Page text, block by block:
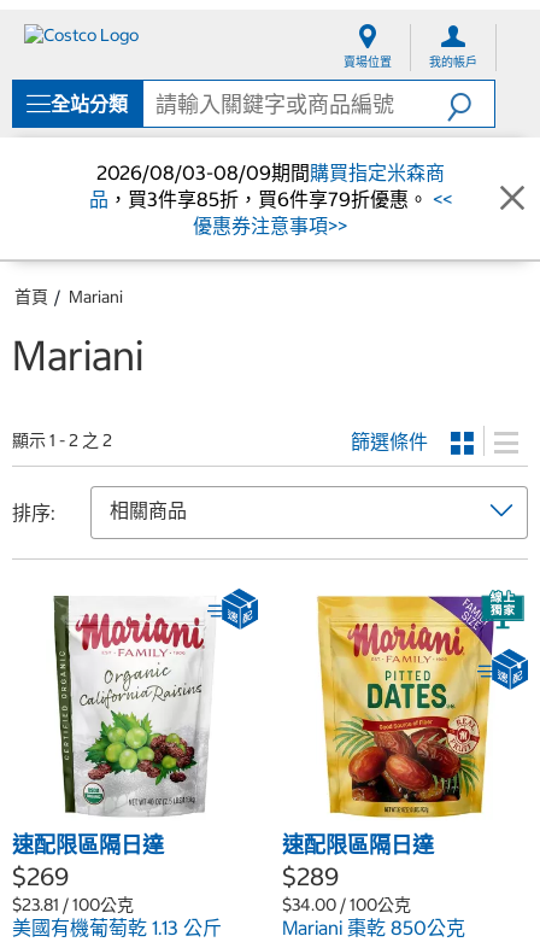
單
賣場位置 我的帳戶
全站分類
2026/08/03-08/09期間購買指定米森商
品 ，買3件享85折，買6件享79折優惠。 <<
優惠券注意事項>>
首頁 Mariani
Mariani
顯示 1 - 2 之 2 篩選條件
排序:
速配限區隔日達
$269
$23.81 / 100公克
美國有機葡萄乾 1.13 公斤
速配限區隔日達
$289
$34.00 / 100公克
Mariani 棗乾 850公克